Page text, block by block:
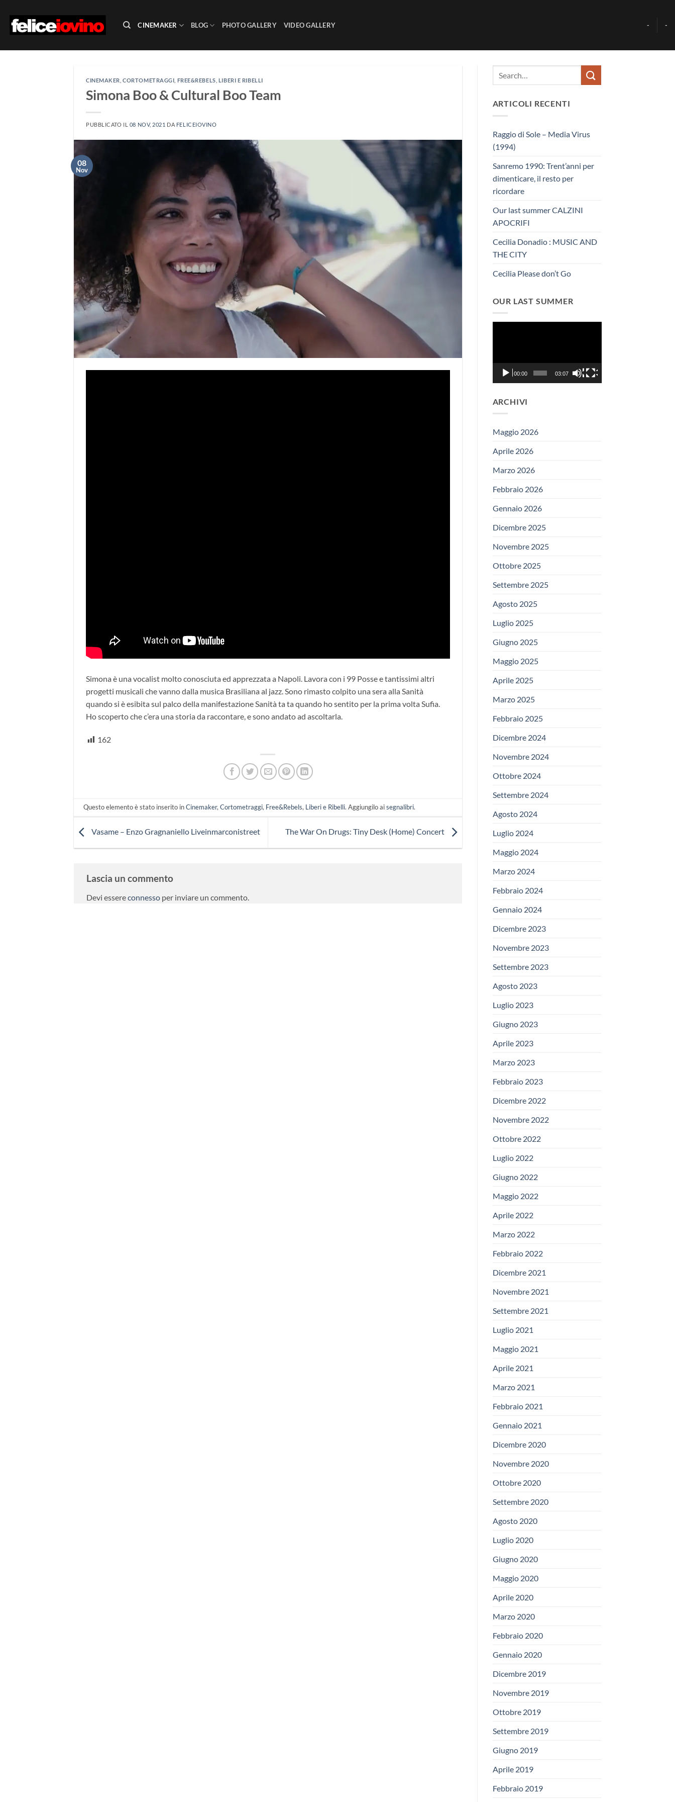
contenuti
CINEMAKER BLOG PHOTO GALLERY VIDEO GALLERY - -
CINEMAKER ,CORTOMETRAGGI FREE&REBELS LIBERI E RIBELLI
Simona Boo & Cultural Boo Team
PUBBLICATO IL 08 NOV, 2021 DA FELICEIOVINO
08
Nov
Simona è una vocalist molto conosciuta ed apprezzata a Napoli. Lavora con i 99 Posse e tantissimi altri
progetti musicali che vanno dalla musica Brasiliana al jazz. Sono rimasto colpito una sera alla Sanità
quando si è esibita sul palco della manifestazione Sanità ta ta quando ho sentito per la prima volta Sufia.
Ho scoperto che c’era una storia da raccontare, e sono andato ad ascoltarla.
162
Questo elemento è stato inserito inCinemaker,Cortometraggi, Free&Rebels, Liberi e Ribelli. Aggiungilo aisegnalibri.
Vasame – Enzo Gragnaniello Liveinmarconistreet The War On Drugs: Tiny Desk (Home) Concert
Lascia un commento
Devi essereconnesso per inviare un commento.
ARTICOLI RECENTI
Raggio di Sole – Media Virus
(1994)
Sanremo 1990: Trent’anni per
dimenticare, il resto per
ricordare
Our last summer CALZINI
APOCRIFI
Cecilia Donadio : MUSIC AND
THE CITY
Cecilia Please don’t Go
OUR LAST SUMMER
00:00 03:07
ARCHIVI
Maggio 2026
Aprile 2026
Marzo 2026
Febbraio 2026
Gennaio 2026
Dicembre 2025
Novembre 2025
Ottobre 2025
Settembre 2025
Agosto 2025
Luglio 2025
Giugno 2025
Maggio 2025
Aprile 2025
Marzo 2025
Febbraio 2025
Dicembre 2024
Novembre 2024
Ottobre 2024
Settembre 2024
Agosto 2024
Luglio 2024
Maggio 2024
Marzo 2024
Febbraio 2024
Gennaio 2024
Dicembre 2023
Novembre 2023
Settembre 2023
Agosto 2023
Luglio 2023
Giugno 2023
Aprile 2023
Marzo 2023
Febbraio 2023
Dicembre 2022
Novembre 2022
Ottobre 2022
Luglio 2022
Giugno 2022
Maggio 2022
Aprile 2022
Marzo 2022
Febbraio 2022
Dicembre 2021
Novembre 2021
Settembre 2021
Luglio 2021
Maggio 2021
Aprile 2021
Marzo 2021
Febbraio 2021
Gennaio 2021
Dicembre 2020
Novembre 2020
Ottobre 2020
Settembre 2020
Agosto 2020
Luglio 2020
Giugno 2020
Maggio 2020
Aprile 2020
Marzo 2020
Febbraio 2020
Gennaio 2020
Dicembre 2019
Novembre 2019
Ottobre 2019
Settembre 2019
Giugno 2019
Aprile 2019
Febbraio 2019